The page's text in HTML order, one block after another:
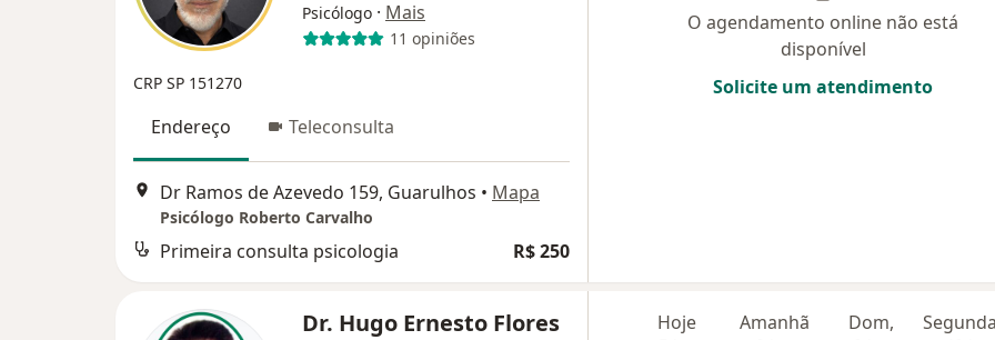
Psicólogo · Mais
11 opiniões
CRP SP 151270
Endereço Teleconsulta
Dr Ramos de Azevedo 159, Guarulhos • Mapa
Psicólogo Roberto Carvalho
Primeira consulta psicologia R$ 250
O agendamento online não está
disponível
Solicite um atendimento
Dr. Hugo Ernesto Flores
Hoje Amanhã Dom,